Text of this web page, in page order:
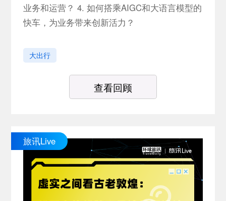
业务和运营？ 4. 如何搭乘AIGC和大语言模型的
快车，为业务带来创新活力？
大出行
查看回顾
旅讯Live